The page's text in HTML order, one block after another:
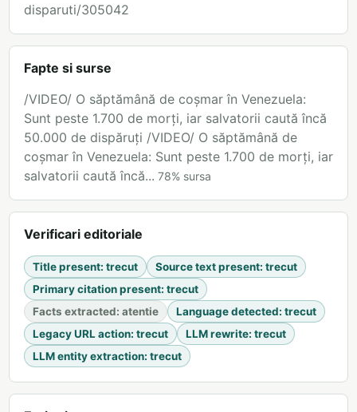
disparuti/305042
Fapte si surse
/VIDEO/ O săptămână de coșmar în Venezuela:
Sunt peste 1.700 de morți, iar salvatorii caută încă
50.000 de dispăruți /VIDEO/ O săptămână de
coșmar în Venezuela: Sunt peste 1.700 de morți, iar
salvatorii caută încă... 78% sursa
Verificari editoriale
Title present: trecut Source text present: trecut
Primary citation present: trecut
Facts extracted: atentie Language detected: trecut
Legacy URL action: trecut LLM rewrite: trecut
LLM entity extraction: trecut